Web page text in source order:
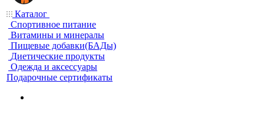
Каталог
Спортивное питание
Витамины и минералы
Пищевые добавки(БАДы)
Диетические продукты
Одежда и аксессуары
Подарочные сертификаты